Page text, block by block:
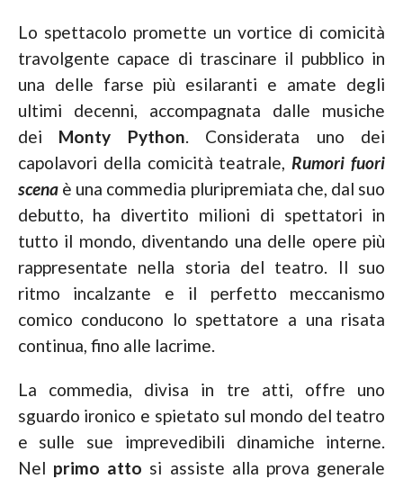
Lo spettacolo promette un vortice di comicità
travolgente capace di trascinare il pubblico in
una delle farse più esilaranti e amate degli
ultimi decenni, accompagnata dalle musiche
dei
Monty Python. Considerata uno dei
capolavori della comicità teatrale, Rumori fuori
scena è una commedia pluripremiata che, dal suo
debutto, ha divertito milioni di spettatori in
tutto il mondo, diventando una delle opere più
rappresentate nella storia del teatro. Il suo
ritmo incalzante e il perfetto meccanismo
comico conducono lo spettatore a una risata
continua, fino alle lacrime.
La commedia, divisa in
tre atti, offre uno
sguardo ironico e spietato sul mondo del teatro
e sulle sue imprevedibili dinamiche interne.
Nel primo atto si assiste alla prova generale